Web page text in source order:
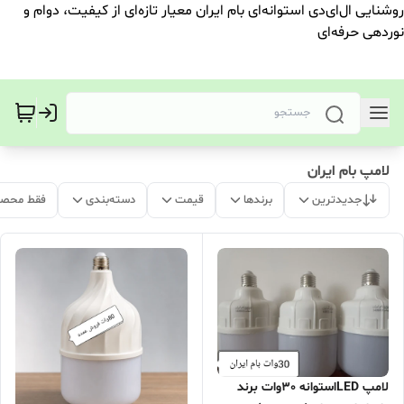
روشنایی ال‌ای‌دی استوانه‌ای بام ایران معیار تازه‌ای از کیفیت، دوام و
نوردهی حرفه‌ای
لامپ بام ایران
جدیدترین برندها قیمت دسته‌بندی فقط
لامپ LEDاستوانه 30وات برند